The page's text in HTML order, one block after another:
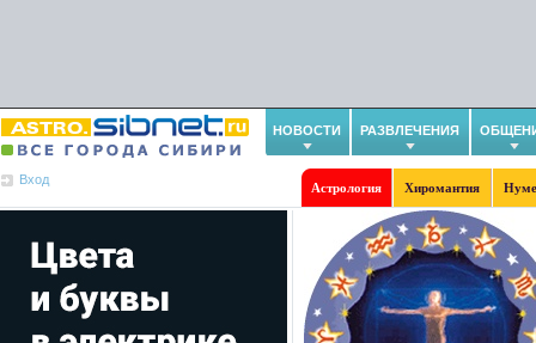
НОВОСТИ РАЗВЛЕЧЕНИЯ
Вход
Астрология Хиромантия